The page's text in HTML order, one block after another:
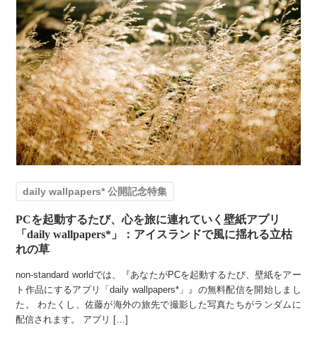
daily wallpapers* 公開記念特集
PCを起動するたび、心を旅に連れていく壁紙アプリ
「daily wallpapers*」：アイスランドで風に揺れる立枯
れの草
non-standard worldでは、『あなたがPCを起動するたび、壁紙をアー
ト作品にするアプリ「daily wallpapers*」』の無料配信を開始しまし
た。 わたくし、佐藤が海外の旅先で撮影した写真たちがランダムに
配信されます。 アプリ […]